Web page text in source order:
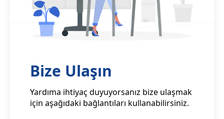
Bize Ulaşın
Yardıma ihtiyaç duyuyorsanız bize ulaşmak
için aşağıdaki bağlantıları kullanabilirsiniz.